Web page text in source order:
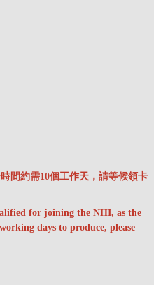
間約需10個工作天，請等候領卡
for joining the NHI, as the
days to produce, please